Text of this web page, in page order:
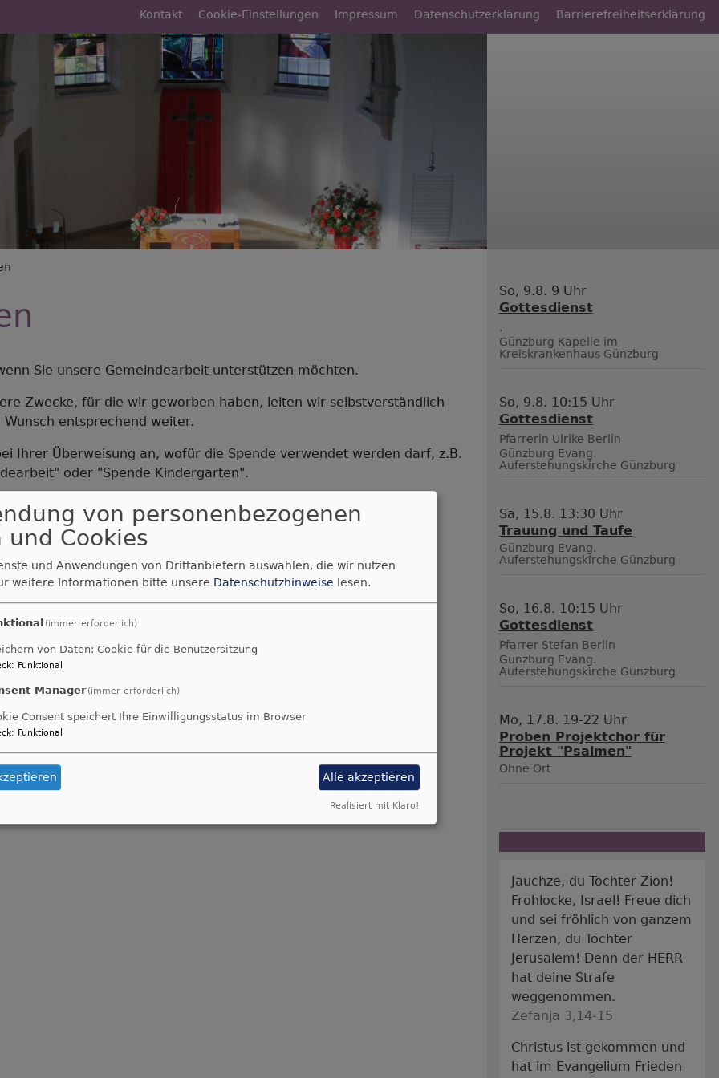
Fußbereichsmenü
Kontakt Cookie-Einstellungen Impressum Datenschutzerklärung Barrierefreiheitserklärung
Sie unsere Gemeindearbeit unterstützen möchten.
Zwecke, für die wir geworben haben, leiten wir selbstverständlich
entsprechend weiter.
Ihrer Überweisung an, wofür die Spende verwendet werden darf, z.B.
oder "Spende Kindergarten".
Günzburg
0018 0044 81
Bodensee
Unterstützung!
So, 9.8. 9 Uhr
Gottesdienst
.
Günzburg Kapelle im
Kreiskrankenhaus Günzburg
So, 9.8. 10:15 Uhr
Gottesdienst
Pfarrerin Ulrike Berlin
Günzburg Evang.
Auferstehungskirche Günzburg
Sa, 15.8. 13:30 Uhr
Trauung und Taufe
Günzburg Evang.
Auferstehungskirche Günzburg
So, 16.8. 10:15 Uhr
Gottesdienst
Pfarrer Stefan Berlin
Günzburg Evang.
Auferstehungskirche Günzburg
Mo, 17.8. 19-22 Uhr
Proben Projektchor für
Projekt "Psalmen"
Ohne Ort
Jauchze, du Tochter Zion!
Frohlocke, Israel! Freue dich
und sei fröhlich von ganzem
Herzen, du Tochter
Jerusalem! Denn der HERR
hat deine Strafe
weggenommen.
Zefanja 3,14-15
Christus ist gekommen und
hat im Evangelium Frieden
von personenbezogenen
und Cookies
und Anwendungen von Drittanbietern auswählen, die wir nutzen
weitere Informationen bitte unsere Datenschutzhinweise lesen.
(immer erforderlich)
von Daten: Cookie für die Benutzersitzung
: Funktional
Manager (immer erforderlich)
Consent speichert Ihre Einwilligungsstatus im Browser
: Funktional
Alle akzeptieren
Realisiert mit Klaro!